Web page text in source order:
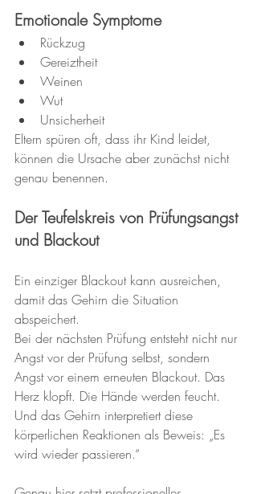
Emotionale Symptome
Rückzug
Gereiztheit
Weinen
Wut
Unsicherheit
Eltern spüren oft, dass ihr Kind leidet,
können die Ursache aber zunächst nicht
genau benennen.
Der Teufelskreis von Prüfungsangst
und Blackout
Ein einziger Blackout kann ausreichen,
damit das Gehirn die Situation
abspeichert.
Bei der nächsten Prüfung entsteht nicht nur
Angst vor der Prüfung selbst, sondern
Angst vor einem erneuten Blackout. Das
Herz klopft. Die Hände werden feucht.
Und das Gehirn interpretiert diese
körperlichen Reaktionen als Beweis: „Es
wird wieder passieren.“